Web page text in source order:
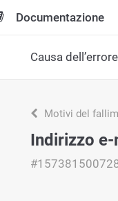
Documentazione
Causa dell’errore
Motivi del
Indirizzo